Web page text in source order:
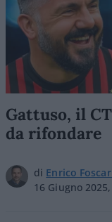
Gattuso, il
da rifondare
di Enrico
16 Giugno